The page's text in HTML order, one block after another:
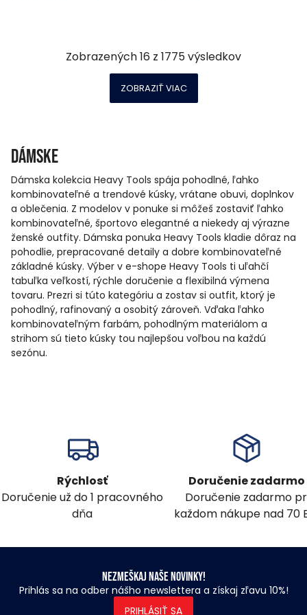
Zobrazených16 z 1775výsledkov
ZOBRAZIŤ VIAC
Dámske
Dámska kolekcia Heavy Tools spája pohodlné, ľahko
kombinovateľné a trendové kúsky, vrátane obuvi, doplnkov
a oblečenia. Z modelov v ponuke si môžeš zostaviť ľahko
kombinovateľné, športovo elegantné a niekedy aj výrazne
ženské outfity. Dámska ponuka Heavy Tools kladie dôraz na
pohodlie, prepracované detaily a dobre kombinovateľné
základné kúsky. Výber v e-shope Heavy Tools ti uľahčí
tabuľka veľkostí, rýchle doručenie a flexibilná výmena
tovaru. Prezri si túto kategóriu a zostav si outfit, ktorý je
pohodlný, rafinovaný a osobitý zároveň. Vďaka ľahko
kombinovateľným farbám, pohodlným materiálom a
strihom sú tieto kúsky tou najlepšou voľbou na každú
sezónu.
Rýchlosť
Doručenie už do 1 pracovného
dňa
Doručenie zadarmo
Doručenie zadarmo
každom nákupe nad 70
Nezmeškaj naše novinky!
Prihlás sa na odber nášho newslettera a získaj zľavu 10%!
PRIHLÁSIŤ SA